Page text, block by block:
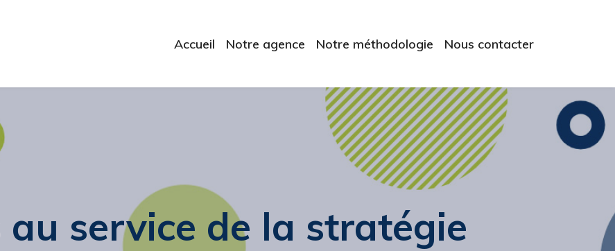
Accueil Notre agence Notre méthodologie Nous contacter
au service de la stratégie